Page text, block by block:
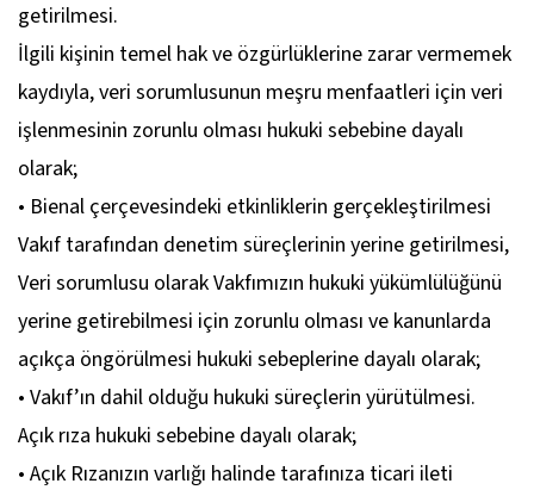
getirilmesi.
İlgili kişinin temel hak ve özgürlüklerine zarar vermemek
kaydıyla, veri sorumlusunun meşru menfaatleri için veri
işlenmesinin zorunlu olması hukuki sebebine dayalı
olarak;
• Bienal çerçevesindeki etkinliklerin gerçekleştirilmesi
Vakıf tarafından denetim süreçlerinin yerine getirilmesi,
Veri sorumlusu olarak Vakfımızın hukuki yükümlülüğünü
yerine getirebilmesi için zorunlu olması ve kanunlarda
açıkça öngörülmesi hukuki sebeplerine dayalı olarak;
• Vakıf’ın dahil olduğu hukuki süreçlerin yürütülmesi.
Açık rıza hukuki sebebine dayalı olarak;
• Açık Rızanızın varlığı halinde tarafınıza ticari ileti